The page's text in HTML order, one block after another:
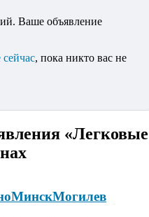
Ваше объявление
, пока никто вас не
«Легковые
МинскМогилев